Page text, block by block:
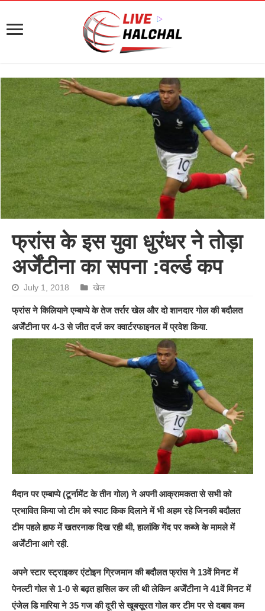
फ्रांस के इस युवा धुरंधर ने तोड़ा
अर्जेंटीना का सपना :वर्ल्ड कप
July 1, 2018 खेल
फ्रांस ने किलियाने एम्बाप्पे के तेज तर्रार खेल और दो शानदार गोल की बदौलत
अर्जेंटीना पर 4-3 से जीत दर्ज कर क्वार्टरफाइनल में प्रवेश किया.
मैदान पर एम्बाप्पे (टूर्नामेंट के तीन गोल) ने अपनी आक्रामकता से सभी को
प्रभावित किया जो टीम को स्पाट किक दिलाने में भी अहम रहे जिनकी बदौलत
टीम पहले हाफ में खतरनाक दिख रही थी, हालांकि गेंद पर कब्जे के मामले में
अर्जेंटीना आगे रही.
अपने स्टार स्ट्राइकर एंटोइन ग्रिजमान की बदौलत फ्रांस ने 13वें मिनट में
पेनल्टी गोल से 1-0 से बढ़त हासिल कर ली थी लेकिन अर्जेंटीना ने 41वें मिनट में
एंजेल डि मारिया ने 35 गज की दूरी से खूबसूरत गोल कर टीम पर से दबाव कम